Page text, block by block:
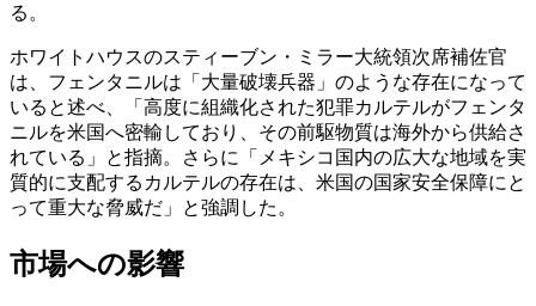
る。
ホワイトハウスのスティーブン・ミラー大統領次席補佐官
は、フェンタニルは「大量破壊兵器」のような存在になって
いると述べ、「高度に組織化された犯罪カルテルがフェンタ
ニルを米国へ密輸しており、その前駆物質は海外から供給さ
れている」と指摘。さらに「メキシコ国内の広大な地域を実
質的に支配するカルテルの存在は、米国の国家安全保障にと
って重大な脅威だ」と強調した。
市場への影響